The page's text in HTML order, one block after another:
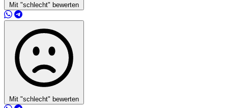
Mit "schlecht" bewerten
Mit "schlecht" bewerten